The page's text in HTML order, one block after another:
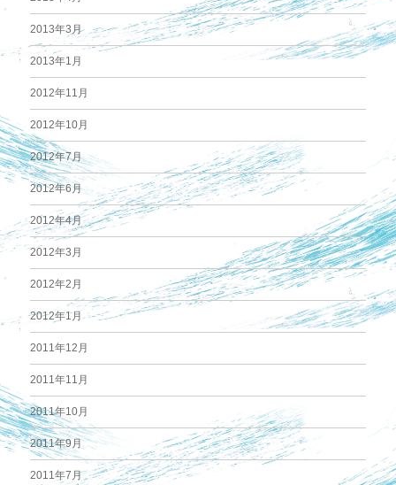
2013年3月
2013年1月
2012年11月
2012年10月
2012年7月
2012年6月
2012年4月
2012年3月
2012年2月
2012年1月
2011年12月
2011年11月
2011年10月
2011年9月
2011年7月